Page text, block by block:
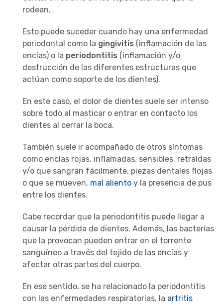
rodean.
Esto puede suceder cuando hay una enfermedad
periodontal como la gingivitis (inflamación de las
encías) o la periodontitis (inflamación y/o
destrucción de las diferentes estructuras que
actúan como soporte de los dientes).
En este caso, el dolor de dientes suele ser intenso
sobre todo al masticar o entrar en contacto los
dientes al cerrar la boca.
También suele ir acompañado de otros síntomas
como encías rojas, inflamadas, sensibles, retraídas
y/o que sangran fácilmente, piezas dentales flojas
o que se mueven, mal aliento y la presencia de pus
entre los dientes.
Cabe recordar que la periodontitis puede llegar a
causar la pérdida de dientes. Además, las bacterias
que la provocan pueden entrar en el torrente
sanguíneo a través del tejido de las encías y
afectar otras partes del cuerpo.
En ese sentido, se ha relacionado la periodontitis
con las enfermedades respiratorias, la artritis